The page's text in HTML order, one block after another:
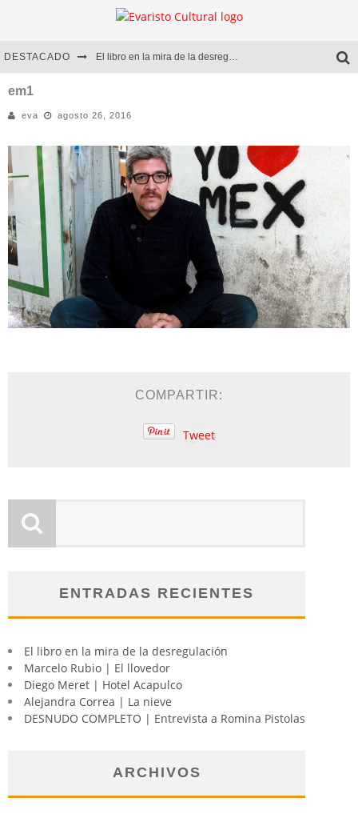
DESTACADO El libro en la mira de la desregulación
Diego Meret | Hotel Acapulco
Alejandra Correa | La nieve
em1
eva agosto 26, 2016
COMPARTIR:
Tweet
ENTRADAS RECIENTES
El libro en la mira de la desregulación
Marcelo Rubio | El llovedor
Diego Meret | Hotel Acapulco
Alejandra Correa | La nieve
DESNUDO COMPLETO | Entrevista a Romina Pistolas
ARCHIVOS